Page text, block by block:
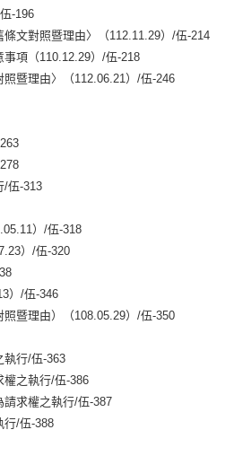
-196
文對照暨理由〉（112.11.29）/伍-214
項（110.12.29）/伍-218
暨理由〉（112.06.21）/伍-246
-313
）/伍-318
）/伍-320
）/伍-346
暨理由）（108.05.29）/伍-350
行/伍-363
之執行/伍-386
求權之執行/伍-387
/伍-388